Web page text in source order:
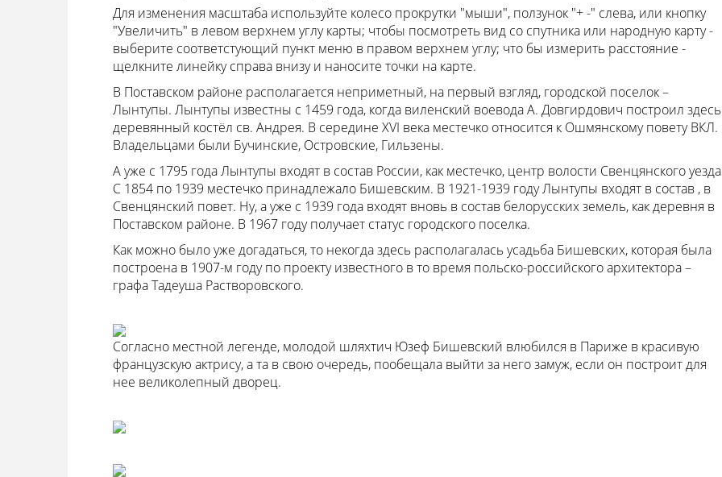
Для изменения масштаба используйте колесо прокрутки "мыши", ползунок "+ -" слева, или кнопку
"Увеличить" в левом верхнем углу карты; чтобы посмотреть вид со спутника или народную карту -
выберите соответстующий пункт меню в правом верхнем углу; что бы измерить расстояние -
щелкните линейку справа внизу и наносите точки на карте.
В Поставском районе располагается неприметный, на первый взгляд, городской поселок –
Лынтупы. Лынтупы известны с 1459 года, когда виленский воевода А. Довгирдович построил здесь
деревянный костёл св. Андрея. В середине XVI века местечко относится к Ошмянскому повету ВКЛ.
Владельцами были Бучинские, Островские, Гильзены.
А уже с 1795 года Лынтупы входят в состав России, как местечко, центр волости Свенцянского
С 1854 по 1939 местечко принадлежало Бишевским. В 1921-1939 году Лынтупы входят в состав , в
Свенцянский повет. Ну, а уже с 1939 года входят вновь в состав белорусских земель, как деревня в
Поставском районе. В 1967 году получает статус городского поселка.
Как можно было уже догадаться, то некогда здесь располагалась усадьба Бишевских, которая была
построена в 1907-м году по проекту известного в то время польско-российского архитектора –
графа Тадеуша Растворовского.
Согласно местной легенде, молодой шляхтич Юзеф Бишевский влюбился в Париже в красивую
французскую актрису, а та в свою очередь, пообещала выйти за него замуж, если он построит для
нее великолепный дворец.